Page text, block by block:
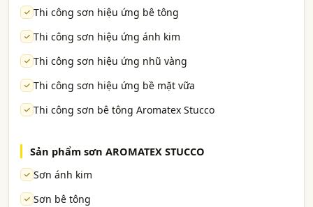
Thi công sơn hiệu ứng bê tông
Thi công sơn hiệu ứng ánh kim
Thi công sơn hiệu ứng nhũ vàng
Thi công sơn hiệu ứng bề mặt vữa
Thi công sơn bê tông Aromatex Stucco
Sản phẩm sơn AROMATEX STUCCO
Sơn ánh kim
Sơn bê tông